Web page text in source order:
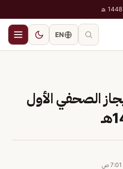
EN
الصحفي الأول
7:01 ص